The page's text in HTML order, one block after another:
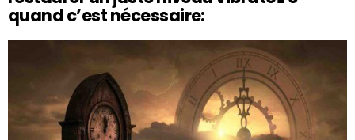
quand c’est nécessaire: